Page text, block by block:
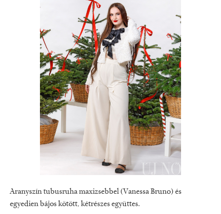
Aranyszín tubusruha maxizsebbel (Vanessa Bruno) és
egyedien bájos kötött, kétrészes együttes.